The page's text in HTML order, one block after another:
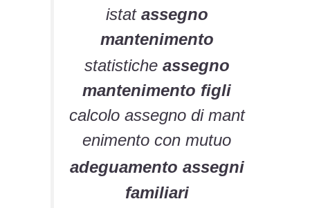
istat assegno
mantenimento
statistiche assegno
mantenimento figli
calcolo assegno di mant
enimento con mutuo
adeguamento assegni
familiari